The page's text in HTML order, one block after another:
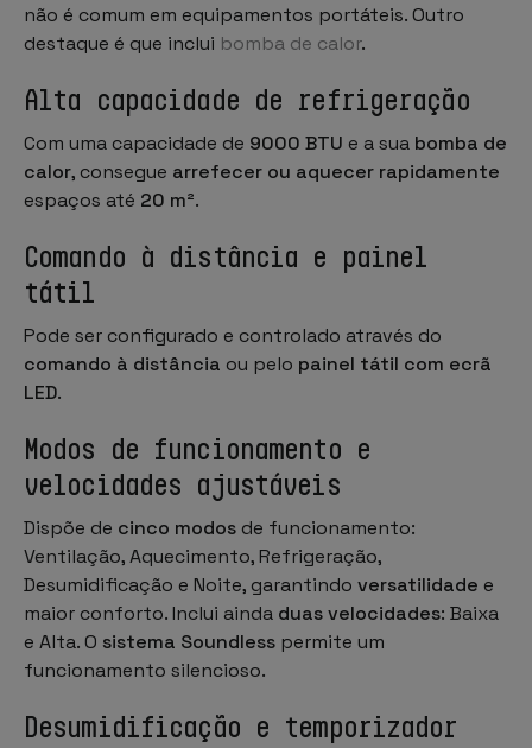
não é comum em equipamentos portáteis. Outro
destaque é que inclui bomba de calor.
Alta capacidade de refrigeração
Com uma capacidade de 9000 BTU e a sua bomba de
calor, consegue arrefecer ou aquecer rapidamente
espaços até 20 m².
Comando à distância e painel
tátil
Pode ser configurado e controlado através do
comando à distância ou pelo painel tátil com ecrã
LED.
Modos de funcionamento e
velocidades ajustáveis
Dispõe de cinco modos de funcionamento:
Ventilação, Aquecimento, Refrigeração,
Desumidificação e Noite, garantindo versatilidade e
maior conforto. Inclui ainda duas velocidades: Baixa
e Alta. O sistema Soundless permite um
funcionamento silencioso.
Desumidificação e temporizador